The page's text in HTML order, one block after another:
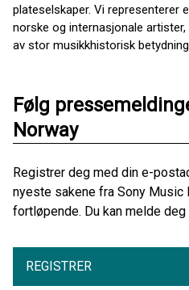
plateselskaper. Vi representerer
norske og internasjonale
av stor musikkhistorisk
Følg
Norway
Registrer deg med din e-
nyeste sakene fra Sony Music
fortløpende. Du kan melde deg
REGISTRER